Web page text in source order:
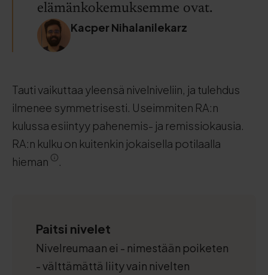
elämänkokemuksemme ovat.
Kacper Nihalanilekarz
Tauti vaikuttaa yleensä nivelniveliin, ja tulehdus
ilmenee symmetrisesti. Useimmiten RA:n
kulussa esiintyy pahenemis- ja remissiokausia.
RA:n kulku on kuitenkin jokaisella potilaalla
hieman
.
Paitsi nivelet
Nivelreumaan ei - nimestään poiketen
- välttämättä liity vain nivelten